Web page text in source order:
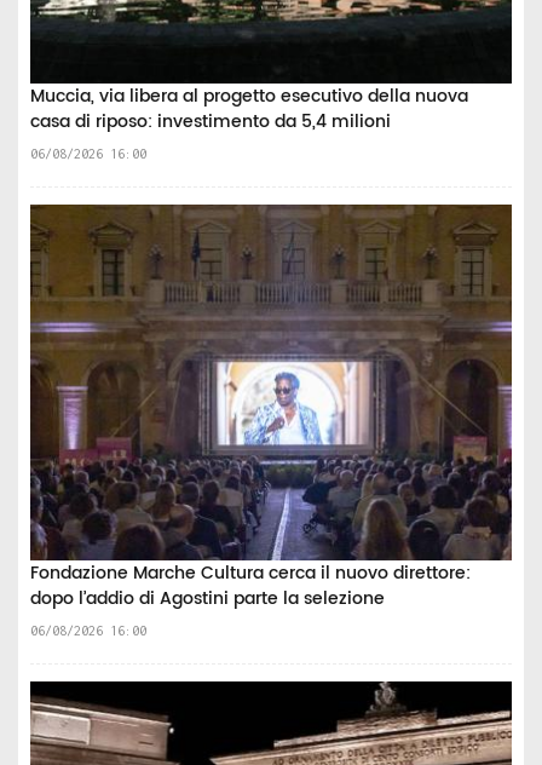
Muccia, via libera al progetto esecutivo della nuova
casa di riposo: investimento da 5,4 milioni
06/08/2026 16:00
Fondazione Marche Cultura cerca il nuovo direttore:
dopo l’addio di Agostini parte la selezione
06/08/2026 16:00